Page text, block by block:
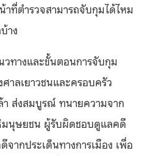
าที่ตำรวจสามารถจับกุมได้ไหม
าง
วทางและขั้นตอนการจับกุม
าลเยาวชนและครอบครัว
ส่งสมบูรณ์ ทนายความจาก
นุษยชน ผู้รับผิดชอบดูแลคดี
จากประเด็นทางการเมือง เพื่อ